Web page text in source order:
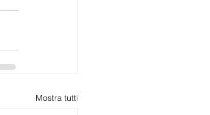
Mostra tutti